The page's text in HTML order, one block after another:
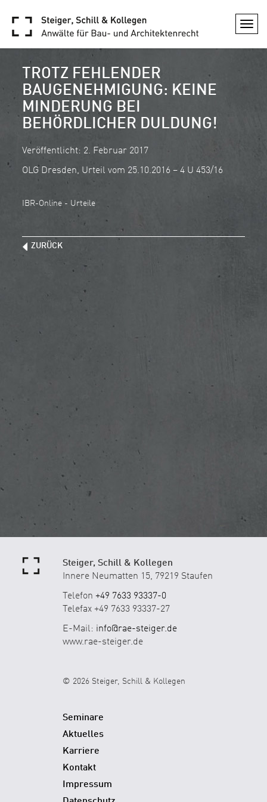
TROTZ FEHLENDER
BAUGENEHMIGUNG: KEINE
MINDERUNG BEI
BEHÖRDLICHER DULDUNG!
Veröffentlicht: 2. Februar 2017
OLG Dresden, Urteil vom 25.10.2016 – 4 U 453/16
IBR-Online - Urteile
ZURÜCK
Steiger, Schill & Kollegen
Innere Neumatten 15, 79219 Staufen
Telefon +49 7633 93337-0
Telefax +49 7633 93337-27
E-Mail: info@rae-steiger.de
www.rae-steiger.de
© 2026 Steiger, Schill & Kollegen
Seminare
Aktuelles
Karriere
Kontakt
Impressum